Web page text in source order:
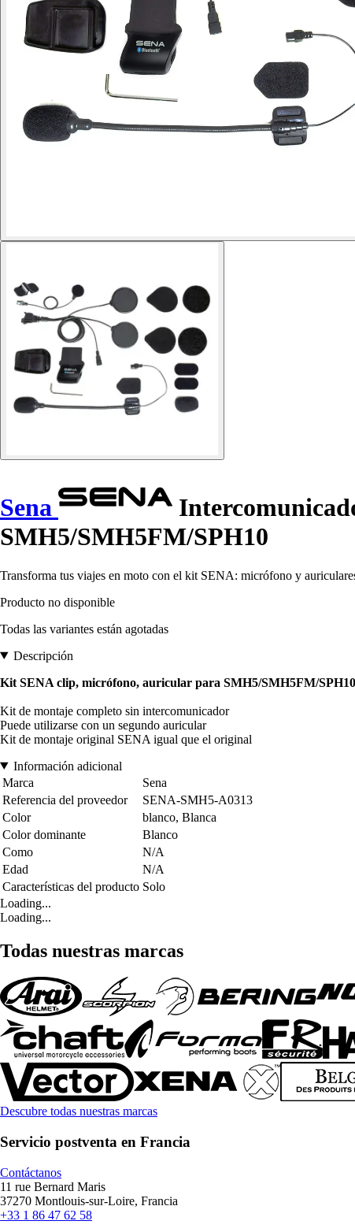
Sena
SMH5/SMH5FM/SPH10
Transforma tus viajes en moto con el kit SENA: micrófono y
Producto no disponible
Todas las variantes están agotadas
Descripción
Kit SENA clip, micrófono, auricular para SMH5/SMH5FM/SPH10
Kit de montaje completo sin intercomunicador
Puede utilizarse con un segundo auricular
Kit de montaje original SENA igual que el original
Información adicional
Marca
Sena
Referencia del proveedor
SENA-SMH5-A0313
Color
blanco, Blanca
Color dominante
Blanco
Como
N/A
Edad
N/A
Características del producto Solo
Loading...
Loading...
Todas nuestras marcas
Descubre todas nuestras marcas
Servicio postventa en Francia
Contáctanos
11 rue Bernard Maris
37270 Montlouis-sur-Loire, Francia
+33 1 86 47 62 58